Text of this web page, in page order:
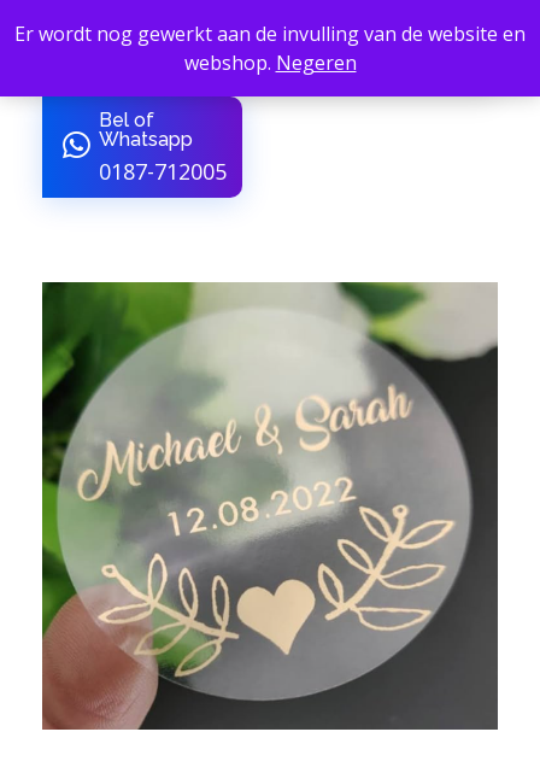
Er wordt nog gewerkt aan de invulling van de website en
webshop. Negeren
Bel of
Whatsapp
0187-712005